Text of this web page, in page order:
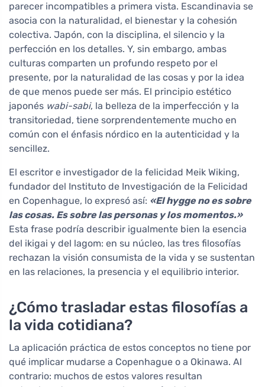
parecer incompatibles a primera vista. Escandinavia se
asocia con la naturalidad, el bienestar y la cohesión
colectiva. Japón, con la disciplina, el silencio y la
perfección en los detalles. Y, sin embargo, ambas
culturas comparten un profundo respeto por el
presente, por la naturalidad de las cosas y por la idea
de que menos puede ser más. El principio estético
japonés wabi-sabi, la belleza de la imperfección y la
transitoriedad, tiene sorprendentemente mucho en
común con el énfasis nórdico en la autenticidad y la
sencillez.
El escritor e investigador de la felicidad Meik Wiking,
fundador del Instituto de Investigación de la Felicidad
en Copenhague, lo expresó así: «El hygge no es sobre
las cosas. Es sobre las personas y los momentos.»
Esta frase podría describir igualmente bien la esencia
del ikigai y del lagom: en su núcleo, las tres filosofías
rechazan la visión consumista de la vida y se sustentan
en las relaciones, la presencia y el equilibrio interior.
¿Cómo trasladar estas filosofías a
la vida cotidiana?
La aplicación práctica de estos conceptos no tiene por
qué implicar mudarse a Copenhague o a Okinawa. Al
contrario: muchos de estos valores resultan